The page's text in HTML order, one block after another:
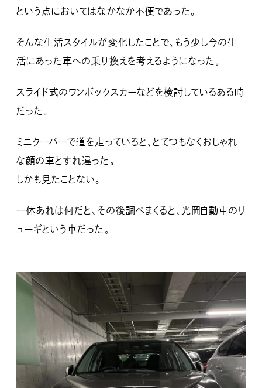
という点においてはなかなか不便であった。
そんな生活スタイルが変化したことで、もう少し今の生
活にあった車への乗り換えを考えるようになった。
スライド式のワンボックスカーなどを検討しているある時
だった。
ミニクーパーで道を走っていると、とてつもなくおしゃれ
な顔の車とすれ違った。
しかも見たことない。
一体あれは何だと、その後調べまくると、光岡自動車のリ
ューギという車だった。